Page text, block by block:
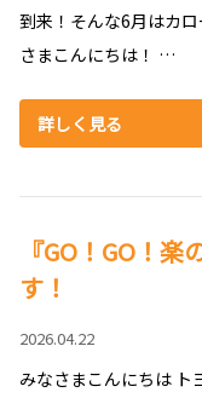
到来！そんな6月はカ
さまこんにちは！ …
詳しく見る
『GO！GO！
す！
2026.04.22
みなさまこんにちは ト